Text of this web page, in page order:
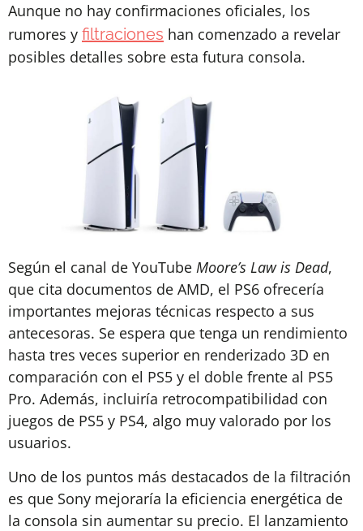
Aunque no hay confirmaciones oficiales, los
rumores y filtraciones han comenzado a revelar
posibles detalles sobre esta futura consola.
Según el canal de YouTube Moore’s Law is Dead,
que cita documentos de AMD, el PS6 ofrecería
importantes mejoras técnicas respecto a sus
antecesoras. Se espera que tenga un rendimiento
hasta tres veces superior en renderizado 3D en
comparación con el PS5 y el doble frente al PS5
Pro. Además, incluiría retrocompatibilidad con
juegos de PS5 y PS4, algo muy valorado por los
usuarios.
Uno de los puntos más destacados de la filtración
es que Sony mejoraría la eficiencia energética de
la consola sin aumentar su precio. El lanzamiento